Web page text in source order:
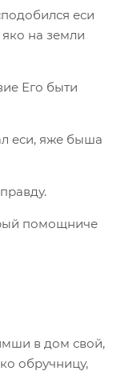
еси
яко на земли
Его быти
еси, яже быша
помощниче
в дом свой,
обручницу,